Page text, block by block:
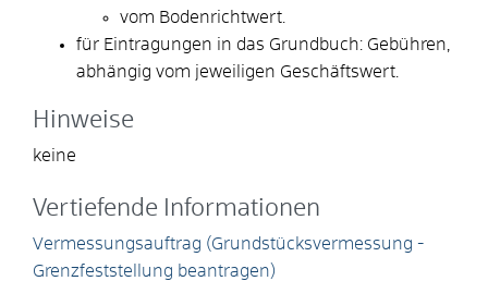
vom Bodenrichtwert.
für Eintragungen in das Grundbuch: Gebühren,
abhängig vom jeweiligen Geschäftswert.
Hinweise
keine
Vertiefende Informationen
Vermessungsauftrag (Grundstücksvermessung -
Grenzfeststellung beantragen)